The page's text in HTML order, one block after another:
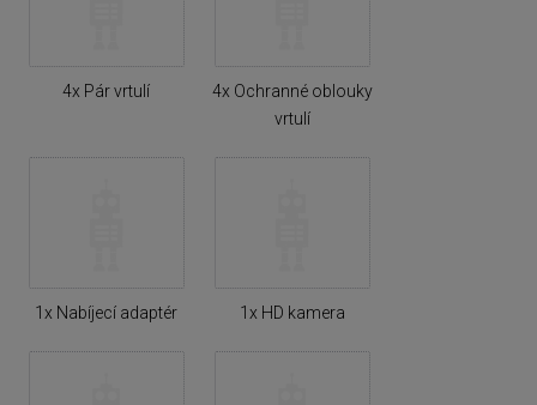
4x Pár vrtulí
4x Ochranné oblouky
vrtulí
1x Nabíjecí adaptér 1x HD kamera